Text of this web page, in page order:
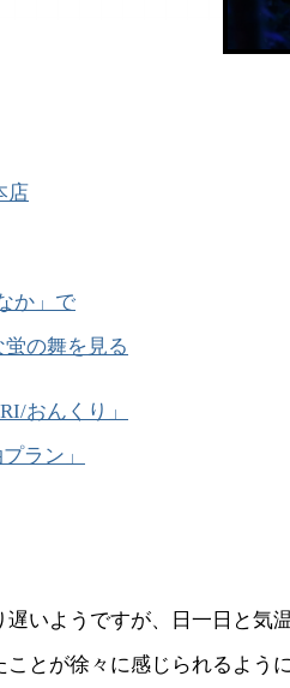
店
か」で
の舞を見る
おんくり」
ラン」
いようですが、日一日と気
とが徐々に感じられるよう